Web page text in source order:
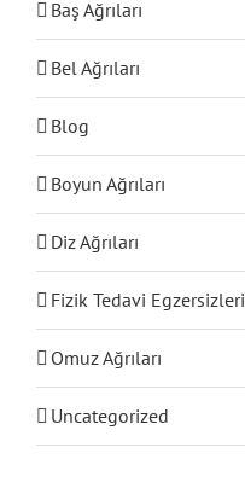
Baş Ağrıları
Bel Ağrıları
Blog
Boyun Ağrıları
Diz Ağrıları
Fizik Tedavi Egzersizleri
Omuz Ağrıları
Uncategorized